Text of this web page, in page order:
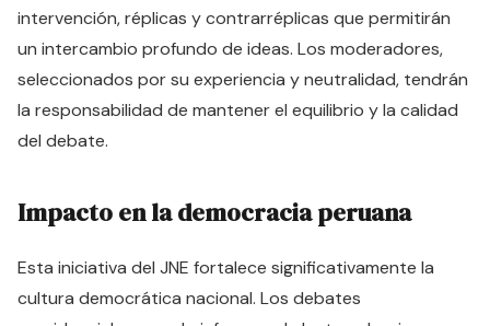
intervención, réplicas y contrarréplicas que permitirán
un intercambio profundo de ideas. Los moderadores,
seleccionados por su experiencia y neutralidad, tendrán
la responsabilidad de mantener el equilibrio y la calidad
del debate.
Impacto en la democracia peruana
Esta iniciativa del JNE fortalece significativamente la
cultura democrática nacional. Los debates